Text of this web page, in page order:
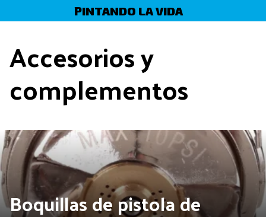
to
PINTANDO LA VIDA
Accesorios y
complementos
Boquillas de pistola de